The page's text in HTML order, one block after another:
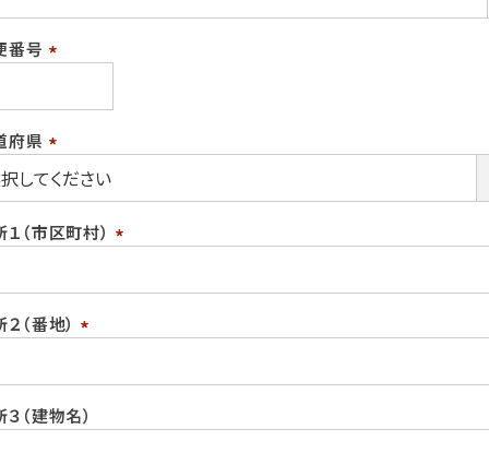
須)
番号
須)
府県
(必
須)
（市区町村）
須)
（番地）
須)
（建物名）